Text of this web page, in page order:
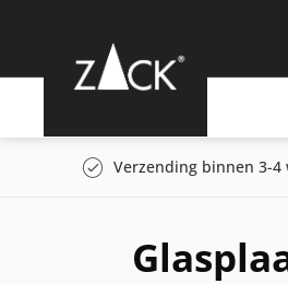
Verzending binnen 3-4